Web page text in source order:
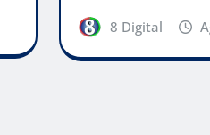
8 Digital